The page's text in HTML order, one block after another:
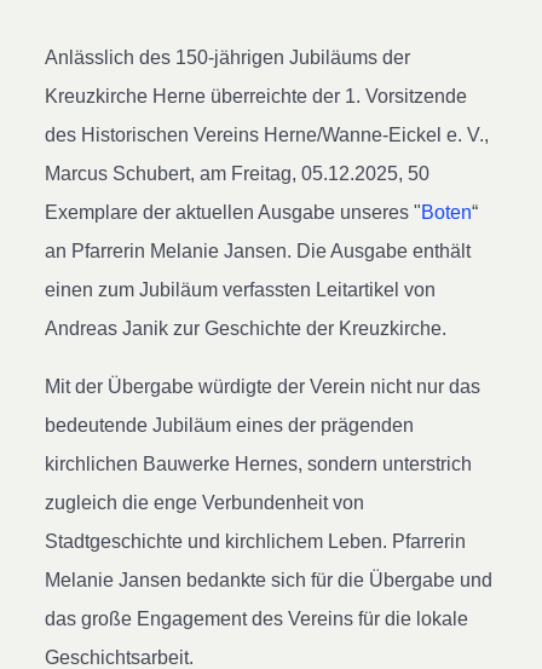
Anlässlich des 150-jährigen Jubiläums der
Kreuzkirche Herne überreichte der 1. Vorsitzende
des Historischen Vereins Herne/Wanne-Eickel e. V.,
Marcus Schubert, am Freitag, 05.12.2025, 50
Exemplare der aktuellen Ausgabe unseres "Boten“
an Pfarrerin Melanie Jansen. Die Ausgabe enthält
einen zum Jubiläum verfassten Leitartikel von
Andreas Janik zur Geschichte der Kreuzkirche.
Mit der Übergabe würdigte der Verein nicht nur das
bedeutende Jubiläum eines der prägenden
kirchlichen Bauwerke Hernes, sondern unterstrich
zugleich die enge Verbundenheit von
Stadtgeschichte und kirchlichem Leben. Pfarrerin
Melanie Jansen bedankte sich für die Übergabe und
das große Engagement des Vereins für die lokale
Geschichtsarbeit.